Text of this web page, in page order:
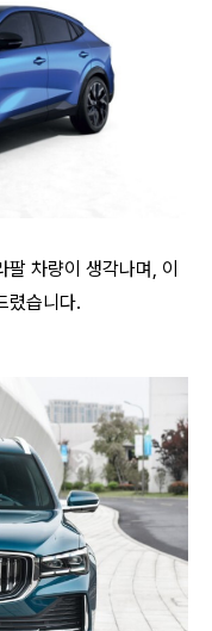
차량이 생각나며, 이
렸습니다.